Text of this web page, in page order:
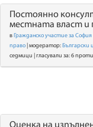
Постоянно
местната власт и
в Гражданско участие за София
право | модератор: Български
седмици | гласували за: 6